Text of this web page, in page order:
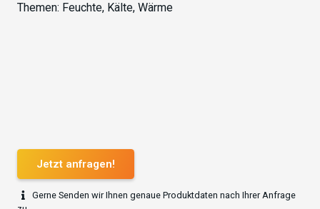
Themen: Feuchte, Kälte, Wärme
Jetzt anfragen!
Gerne Senden wir Ihnen genaue Produktdaten nach Ihrer Anfrage